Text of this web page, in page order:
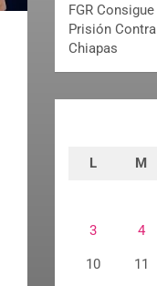
FGR
Prisión
Chiapas
L M
3 4
10 11